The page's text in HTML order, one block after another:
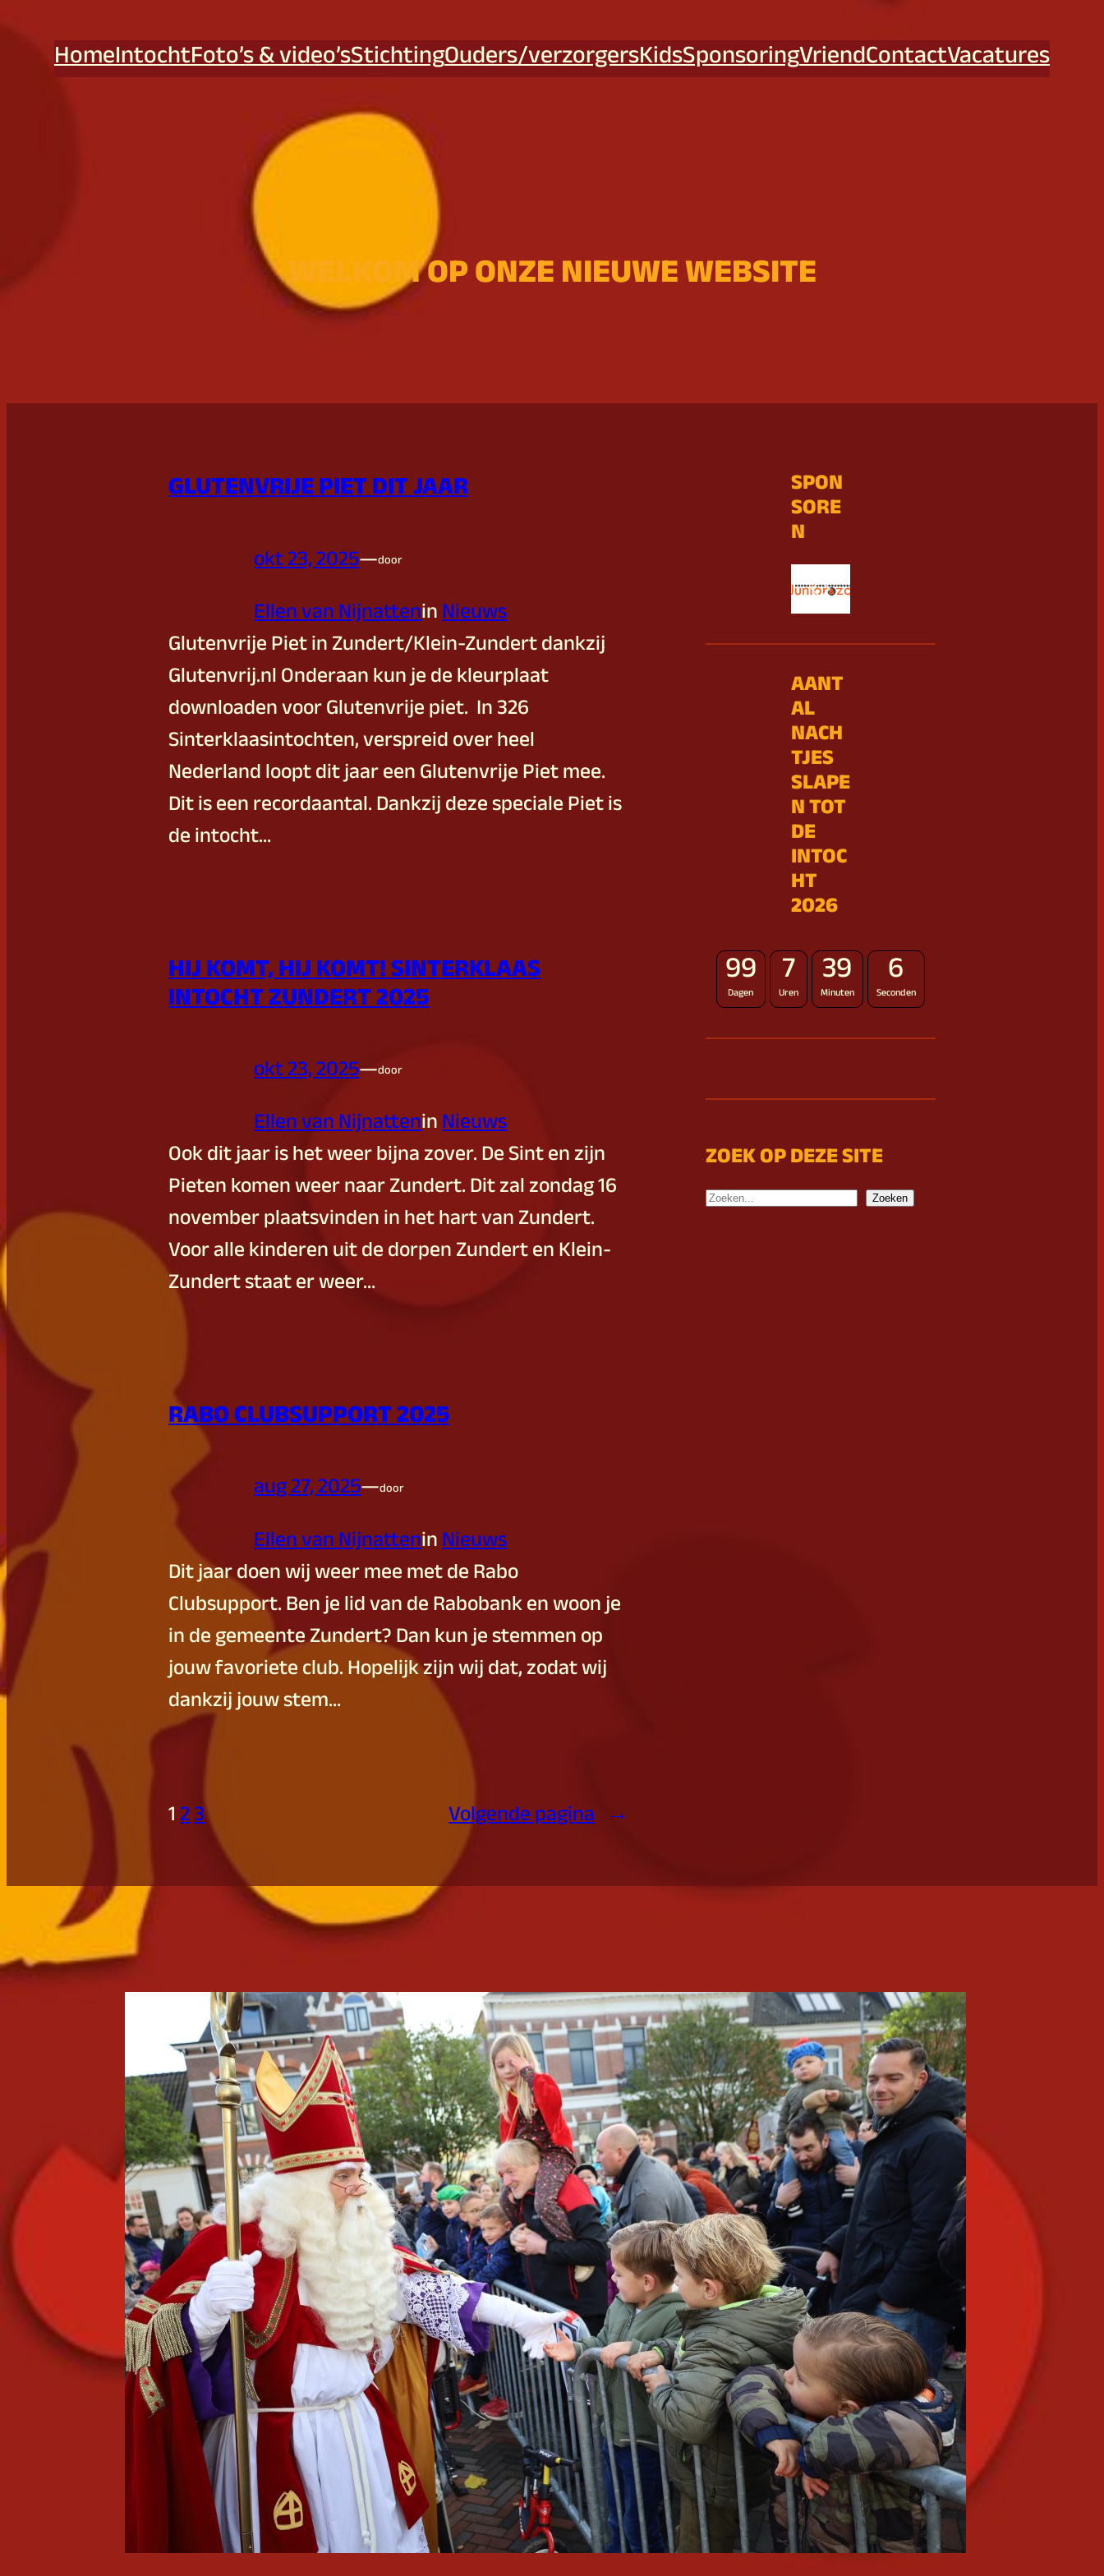
HomeIntochtFoto’s & video’sStichtingOuders/verzorgersKidsSponsoringVriendContactVacatures
WELKOM OP ONZE NIEUWE WEBSITE
GLUTENVRIJE PIET DIT JAAR
okt 23, 2025—door
Ellen van NijnatteninNieuws
Glutenvrije Piet in Zundert/Klein-Zundert dankzij
Glutenvrij.nl Onderaan kun je de kleurplaat
downloaden voor Glutenvrije piet. In 326
Sinterklaasintochten, verspreid over heel
Nederland loopt dit jaar een Glutenvrije Piet mee.
Dit is een recordaantal. Dankzij deze speciale Piet is
de intocht…
HIJ KOMT, HIJ KOMT! SINTERKLAAS
INTOCHT ZUNDERT 2025
okt 23, 2025—door
Ellen van NijnatteninNieuws
Ook dit jaar is het weer bijna zover. De Sint en zijn
Pieten komen weer naar Zundert. Dit zal zondag 16
november plaatsvinden in het hart van Zundert.
Voor alle kinderen uit de dorpen Zundert en Klein-
Zundert staat er weer…
RABO CLUBSUPPORT 2025
aug 27, 2025—door
Ellen van NijnatteninNieuws
Dit jaar doen wij weer mee met de Rabo
Clubsupport. Ben je lid van de Rabobank en woon je
in de gemeente Zundert? Dan kun je stemmen op
jouw favoriete club. Hopelijk zijn wij dat, zodat wij
dankzij jouw stem…
123 Volgende pagina →
SPON
SORE
N
AANT
AL
NACH
TJES
SLAPE
N TOT
DE
INTOC
HT
2026
99
Dagen 7
Uren 39
Minuten 5
Seconden
ZOEK OP DEZE SITE
Z
Zoeken